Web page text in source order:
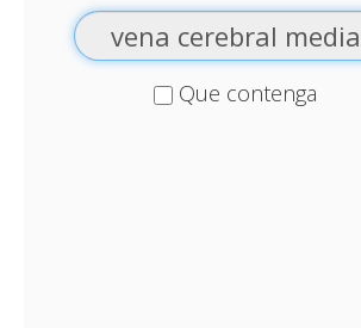
Que contenga